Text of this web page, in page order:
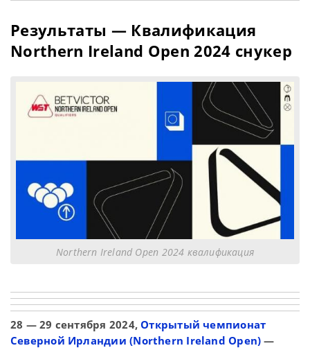
Результаты — Квалификация
Northern Ireland Open 2024 снукер
Northern Ireland Open 2024 квалификация
28 — 29 сентября 2024,Открытый чемпионат
Северной Ирландии (Northern Ireland Open) —